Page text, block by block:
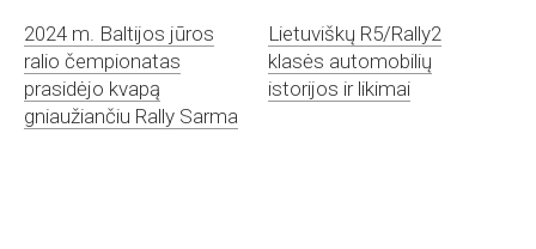
2024 m. Baltijos jūros
ralio čempionatas
prasidėjo kvapą
gniaužiančiu Rally Sarma
Lietuviškų R5/Rally2
klasės automobilių
istorijos ir likimai